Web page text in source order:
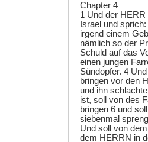
Chapter 4
1 Und der
Israel und
irgend einem
nämlich so der
Schuld auf das
einen jungen
Sündopfer. 4
bringen vor den
und ihn
ist, soll von des
bringen 6 und
siebenmal
Und soll von
dem HERRN in